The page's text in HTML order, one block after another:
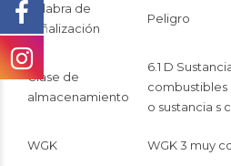
Palabra de
señalización
Peligro
Clase de
almacenamiento
6.1 D
combustibles
o sustancia s
WGK WGK 3 muy